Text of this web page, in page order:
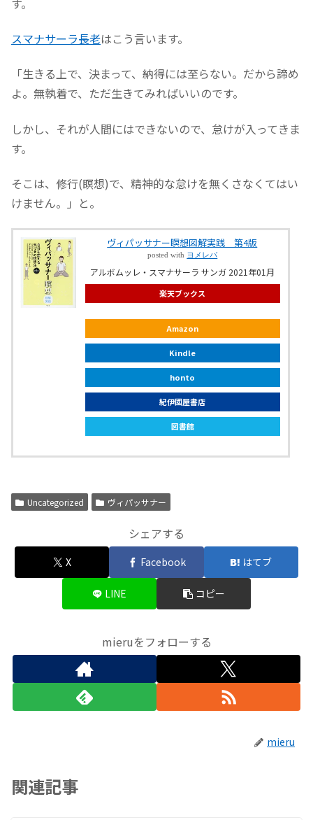
スマナサーラ長老はこう言います。
「生きる上で、決まって、納得には至らない。だから諦め
よ。無執着で、ただ生きてみればいいのです。
しかし、それが人間にはできないので、怠けが入ってきま
す。
そこは、修行(瞑想)で、精神的な怠けを無くさなくてはい
けません。」と。
ヴィパッサナー瞑想図解実践 第4版
posted with ヨメレバ
アルボムッレ・スマナサーラ サンガ 2021年01月
楽天ブックス
Amazon
Kindle
honto
紀伊國屋書店
図書館
Uncategorized ヴィパッサナー
シェアする
X Facebook はてブ
LINE コピー
mieruをフォローする
mieru
関連記事